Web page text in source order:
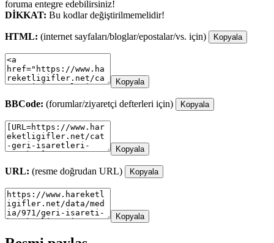
foruma entegre edebilirsiniz!
DİKKAT: Bu kodlar değiştirilmemelidir!
HTML: (internet sayfaları/bloglar/epostalar/vs. için) Kopyala
Kopyala
BBCode: (forumlar/ziyaretçi defterleri için) Kopyala
Kopyala
URL: (resme doğrudan URL) Kopyala
Kopyala